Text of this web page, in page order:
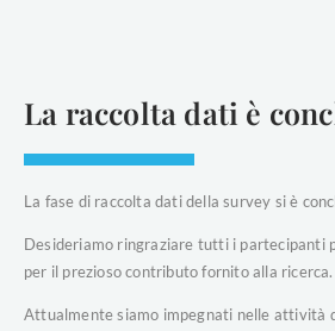
La raccolta dati è
La fase di raccolta dati della survey si è
Desideriamo ringraziare tutti i partecipanti
per il prezioso contributo fornito alla ricerca.
Attualmente siamo impegnati nelle attività